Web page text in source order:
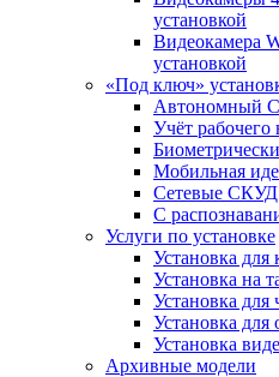
установкой
Видеокамера
установкой
«Под ключ»
Автономный
Учёт рабочего
Мобильная
Сетевые СКУД
С
Услуги по установке
Установка для
Установка на
Установка для
Установка для
Установка
Архивные модели